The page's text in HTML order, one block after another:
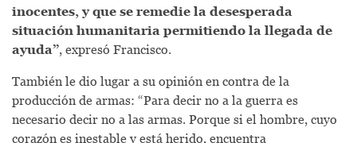
inocentes, y que se remedie la desesperada
situación humanitaria permitiendo la llegada de
ayuda”, expresó Francisco.
También le dio lugar a su opinión en contra de la
producción de armas: “Para decir no a la guerra es
necesario decir no a las armas. Porque si el hombre, cuyo
corazón es inestable y está herido, encuentra